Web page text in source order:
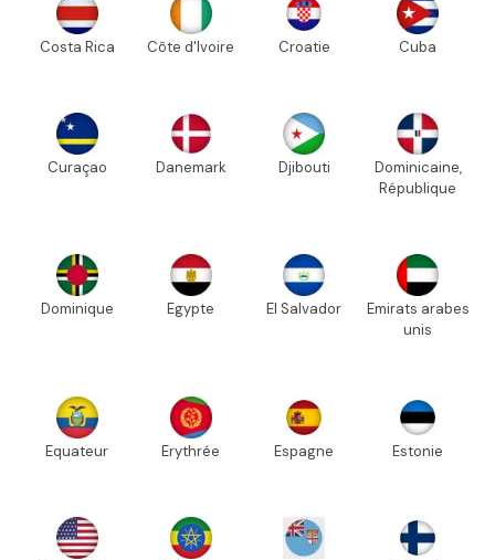
Costa Rica Côte d'Ivoire Croatie Cuba
Curaçao Danemark Djibouti
Dominicaine,
République
Dominique Egypte El Salvador
Emirats arabes
unis
Equateur Erythrée Espagne Estonie